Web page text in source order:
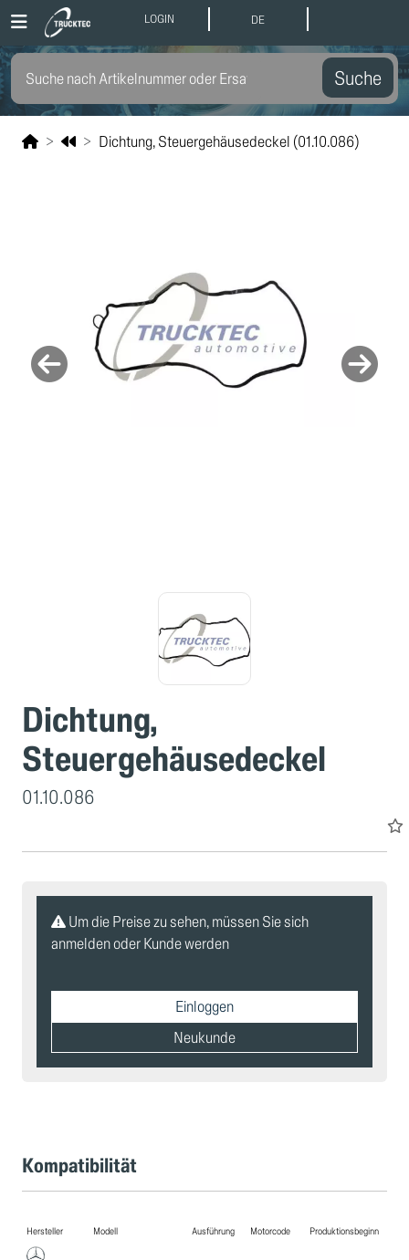
LOGIN DE
Suche
Dichtung, Steuergehäusedeckel (01.10.086)
Dichtung,
Steuergehäusedeckel
01.10.086
Um die Preise zu sehen, müssen Sie sich
anmelden oder Kunde werden
Einloggen
Neukunde
Kompatibilität
Hersteller Modell Ausführung Motorcode Produktionsbeginn